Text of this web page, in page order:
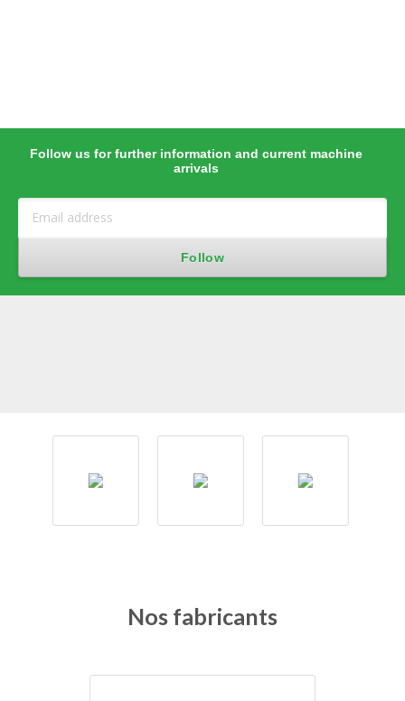
Follow us for further information and current machine
arrivals
Nos fabricants